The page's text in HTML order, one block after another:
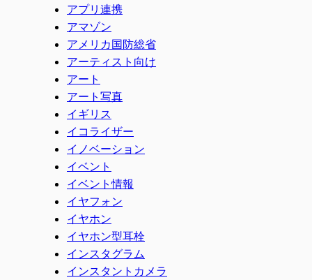
アプリ連携
アマゾン
アメリカ国防総省
アーティスト向け
アート
アート写真
イギリス
イコライザー
イノベーション
イベント
イベント情報
イヤフォン
イヤホン
イヤホン型耳栓
インスタグラム
インスタントカメラ